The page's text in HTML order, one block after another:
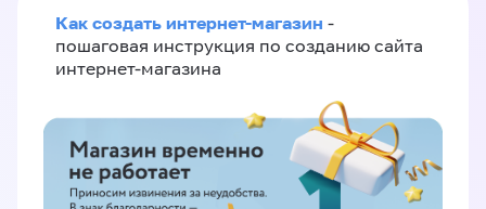
Как создать интернет-магазин -
пошаговая инструкция по созданию сайта
интернет-магазина